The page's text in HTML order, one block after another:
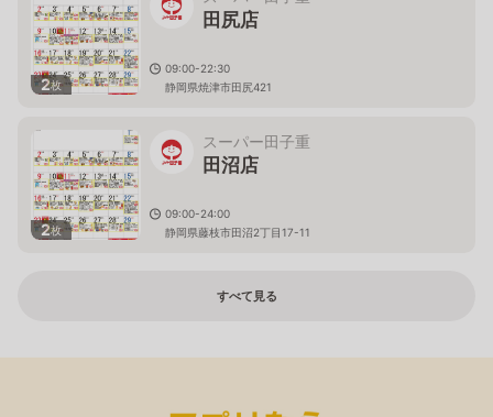
2枚
田尻店
09:00-22:30
静岡県焼津市田尻421
2枚
スーパー田子重
田沼店
09:00-24:00
静岡県藤枝市田沼2丁目17-11
すべて見る